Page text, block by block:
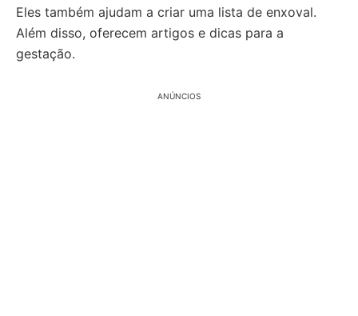
Eles também ajudam a criar uma lista de enxoval.
Além disso, oferecem artigos e dicas para a
gestação.
ANÚNCIOS